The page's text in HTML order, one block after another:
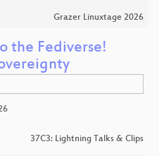
Grazer Linuxtage 2026
the Fediverse!
37C3: Lightning Talks & Clips